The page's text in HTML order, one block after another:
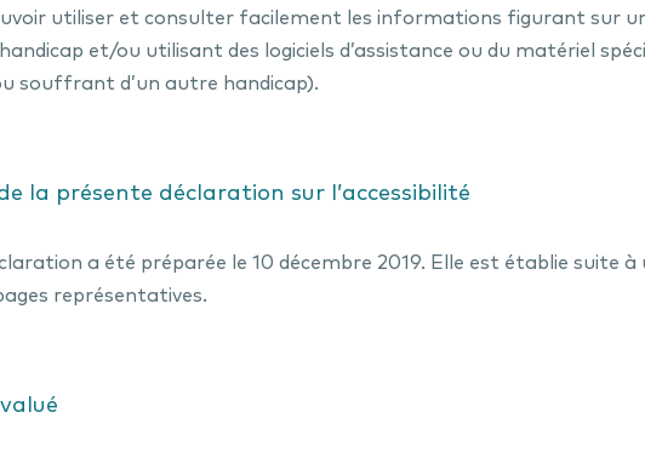
utiliser et consulter facilement les informations figurant sur
et/ou utilisant des logiciels d’assistance ou du matériel
souffrant d’un autre handicap).
la présente déclaration sur l’accessibilité
a été préparée le 10 décembre 2019. Elle est établie suite à
représentatives.